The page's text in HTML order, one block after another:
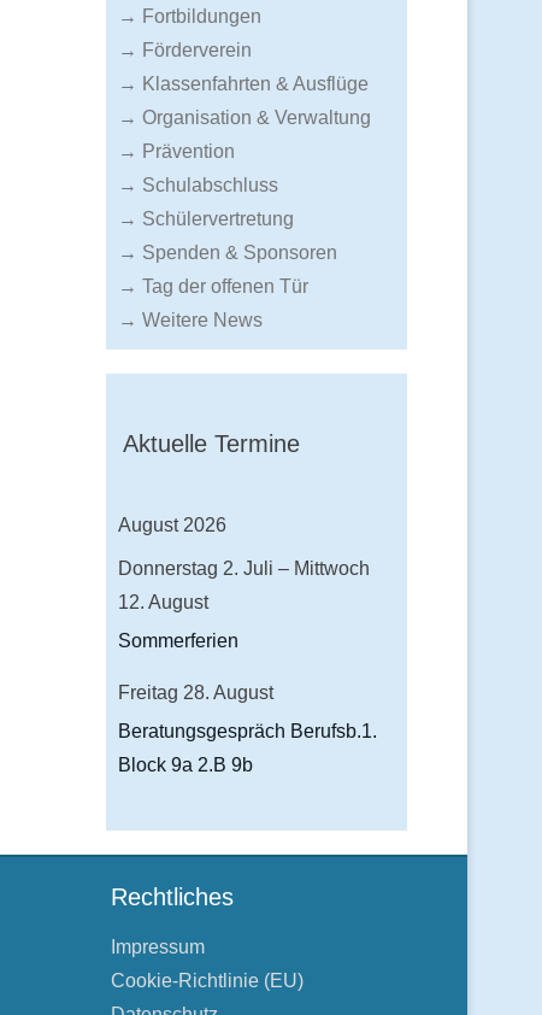
→ Fortbildungen
→ Förderverein
→ Klassenfahrten & Ausflüge
→ Organisation & Verwaltung
→ Prävention
→ Schulabschluss
→ Schülervertretung
→ Spenden & Sponsoren
→ Tag der offenen Tür
→ Weitere News
Aktuelle Termine
August 2026
Donnerstag 2. Juli – Mittwoch
12. August
Sommerferien
Freitag 28. August
Beratungsgespräch Berufsb.1.
Block 9a 2.B 9b
Rechtliches
Impressum
Cookie-Richtlinie (EU)